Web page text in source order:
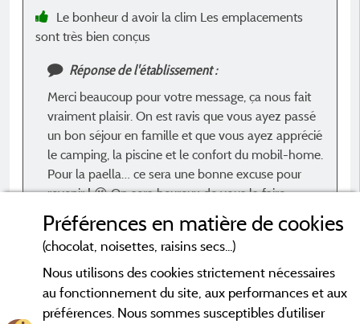
Le bonheur d avoir la clim Les emplacements
sont très bien conçus
Réponse de l'établissement :
Merci beaucoup pour votre message, ça nous fait
vraiment plaisir. On est ravis que vous ayez passé
un bon séjour en famille et que vous ayez apprécié
le camping, la piscine et le confort du mobil-home.
Pour la paella… ce sera une bonne excuse pour
revenir ! 😉 On sera heureux de vous la faire
découvrir lors d'un prochain séjour. À très bientôt
aux Terrasses Provençales ! Bryce et Minke
Préférences en matière de cookies
(chocolat, noisettes, raisins secs...)
Nous utilisons des cookies strictement nécessaires
au fonctionnement du site, aux performances et aux
préférences. Nous sommes susceptibles d’utiliser